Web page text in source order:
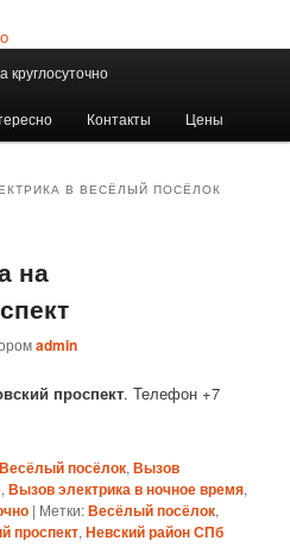
круглосуточно
Контакты Цены
В ВЕСЁЛЫЙ ПОСЁЛОК
на
admin
проспект. Телефон +7
посёлок,Вызов
,Вызов электрика в ночное время,
| Метки:Весёлый посёлок,
проспект,Невский район СПб